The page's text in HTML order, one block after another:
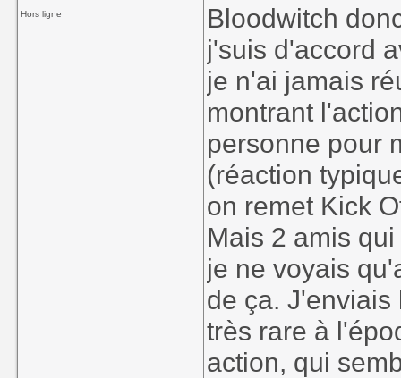
Hors ligne
Bloodwitch
j'suis d'accord
je n'ai jamais
montrant
personne pour
(réaction
on remet Kick
Mais 2 amis
je ne voyais
de ça.
très rare à
action, qui